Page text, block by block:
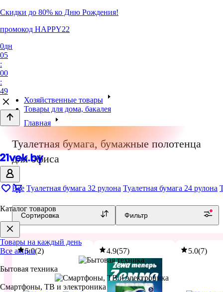
Скидки до 80% ко Дню Рождения!
промокод HAPPY22
0дн
05
:
00
:
49
Каталог товаров
Товары на каждый день
Все акции
Бытовая техника
Смартфоны, ТВ и электроника
Хозяйственные товары
Товары для дома, бакалея
Главная
Туалетная бумага, бумажные полотенца
для офиса
Все Туалетная бумага 32 рулона Туалетная бумага 24 рулона
Сортировка Фильтр
Новинки на сайте
5.0(2) 4.9(57) 5.0(7)